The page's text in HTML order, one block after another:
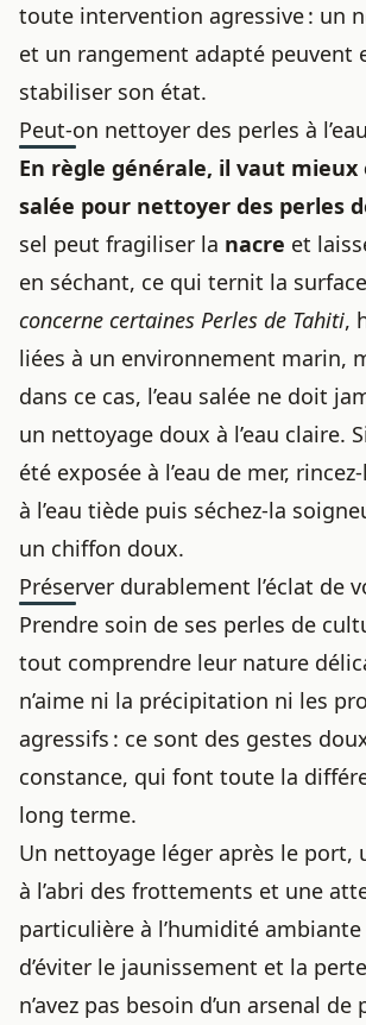
toute intervention agressive : un
et un rangement adapté peuvent
stabiliser son état.
Peut-on nettoyer des perles à
En règle générale, il vaut mieux
salée pour nettoyer des perles
sel peut fragiliser la nacre et
en séchant, ce qui ternit la
concerne certaines Perles de Tahiti,
liées à un environnement marin,
dans ce cas, l’eau salée ne doit
un nettoyage doux à l’eau claire.
été exposée à l’eau de mer,
à l’eau tiède puis séchez-la
un chiffon doux.
Préserver durablement l’éclat de
Prendre soin de ses perles de
tout comprendre leur nature
n’aime ni la précipitation ni les
agressifs : ce sont des gestes
constance, qui font toute la
long terme.
Un nettoyage léger après le port,
à l’abri des frottements et une
particulière à l’humidité
d’éviter le jaunissement et la
n’avez pas besoin d’un arsenal